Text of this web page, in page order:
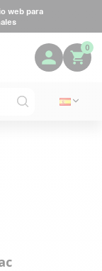
web para
0